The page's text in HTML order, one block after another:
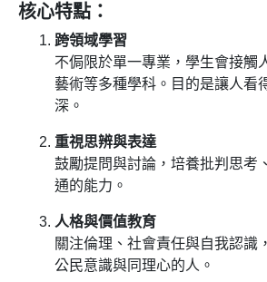
核心特點：
跨領域學習
不侷限於單一專業，學生會接觸
藝術等多種學科。目的是讓人看
深。
重視思辨與表達
鼓勵提問與討論，培養批判思考
通的能力。
人格與價值教育
關注倫理、社會責任與自我認識
公民意識與同理心的人。